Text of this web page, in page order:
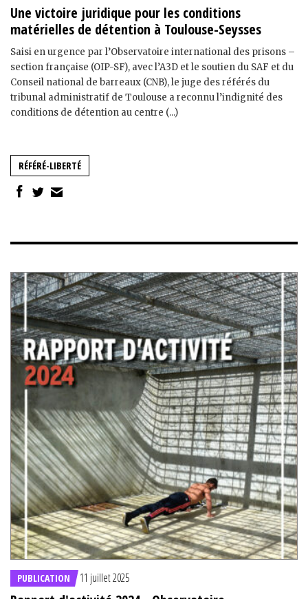
Une victoire juridique pour les conditions
matérielles de détention à Toulouse-Seysses
Saisi en urgence par l’Observatoire international des prisons –
section française (OIP-SF), avec l’A3D et le soutien du SAF et du
Conseil national de barreaux (CNB), le juge des référés du
tribunal administratif de Toulouse a reconnu l’indignité des
conditions de détention au centre (...)
RÉFÉRÉ-LIBERTÉ
PUBLICATION 11 juillet 2025